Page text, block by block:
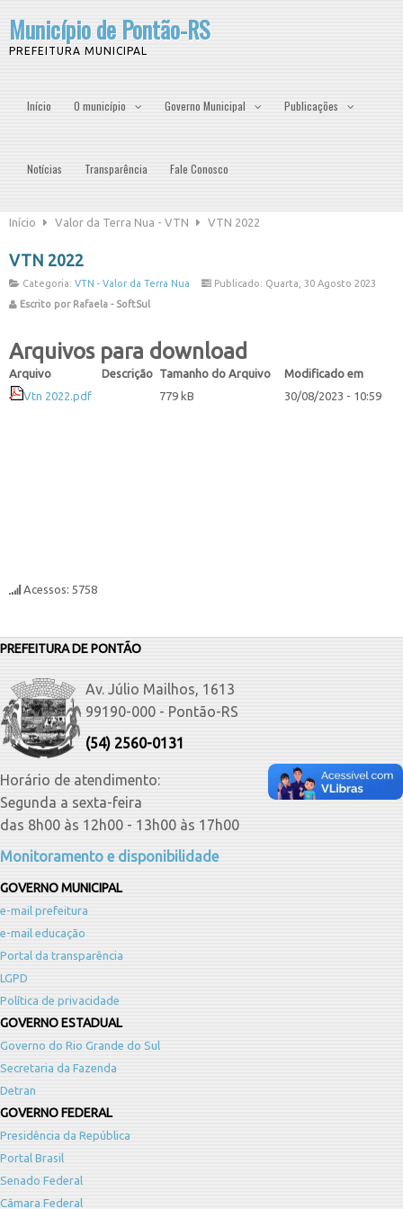
Município de Pontão-RS
PREFEITURA MUNICIPAL
Início O município Governo Municipal Publicações
Notícias Transparência Fale Conosco
Início Valor da Terra Nua - VTN VTN 2022
VTN 2022
Categoria: VTN - Valor da Terra Nua
Publicado: Quarta, 30 Agosto 2023
Escrito por Rafaela - SoftSul
Arquivos para download
Arquivo Descrição Tamanho do Arquivo
Modificado em
Vtn 2022.pdf
779 kB 30/08/2023 - 10:59
Acessos: 5758
PREFEITURA DE PONTÃO
Av. Júlio Mailhos, 1613
99190-000 - Pontão-RS
(54) 2560-0131
Horário de atendimento:
Segunda a sexta-feira
das 8h00 às 12h00 - 13h00 às 17h00
Monitoramento e disponibilidade
GOVERNO MUNICIPAL
e-mail prefeitura
e-mail educação
Portal da transparência
LGPD
Política de privacidade
GOVERNO ESTADUAL
Governo do Rio Grande do Sul
Secretaria da Fazenda
Detran
GOVERNO FEDERAL
Presidência da República
Portal Brasil
Senado Federal
Câmara Federal